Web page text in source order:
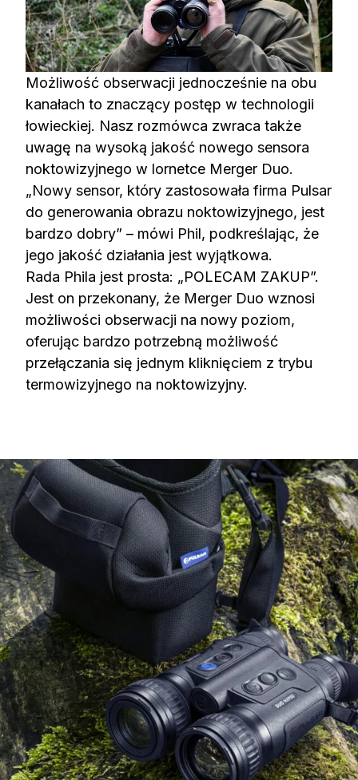
Możliwość obserwacji jednocześnie na obu
kanałach to znaczący postęp w technologii
łowieckiej. Nasz rozmówca zwraca także
uwagę na wysoką jakość nowego sensora
noktowizyjnego w lornetce Merger Duo.
„Nowy sensor, który zastosowała firma Pulsar
do generowania obrazu noktowizyjnego, jest
bardzo dobry” – mówi Phil, podkreślając, że
jego jakość działania jest wyjątkowa.
Rada Phila jest prosta: „POLECAM ZAKUP”.
Jest on przekonany, że Merger Duo wznosi
możliwości obserwacji na nowy poziom,
oferując bardzo potrzebną możliwość
przełączania się jednym kliknięciem z trybu
termowizyjnego na noktowizyjny.